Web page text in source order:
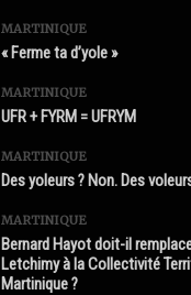
MARTINIQUE
« Ferme ta d’yole »
MARTINIQUE
UFR + FYRM = UFRYM
MARTINIQUE
Des yoleurs ? Non. Des
MARTINIQUE
Bernard Hayot doit-il
Letchimy à la Collectivité
Martinique ?